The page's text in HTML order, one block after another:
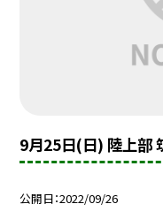
9月25日(日) 陸上部
公開日 2022/09/26